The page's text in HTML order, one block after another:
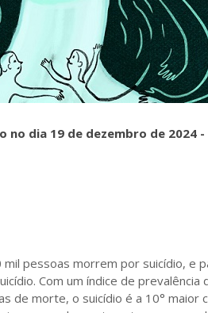
no dia 19 de dezembro de 2024 -
morrem por suicídio, e
Com um índice de prevalência
de morte, o suicídio é a 10° maior